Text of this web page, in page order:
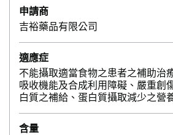
申請商
吉裕藥品有限公司
適應症
不能攝取適當食物之患者之補助治
吸收機能及合成利用障礙、嚴重創
白質之補給、蛋白質攝取減少之營
含量